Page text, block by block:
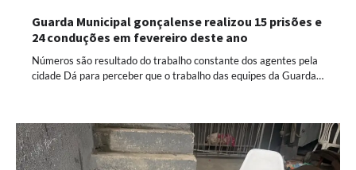
Guarda Municipal gonçalense realizou 15 prisões e
24 conduções em fevereiro deste ano
Números são resultado do trabalho constante dos agentes pela
cidade Dá para perceber que o trabalho das equipes da Guarda…